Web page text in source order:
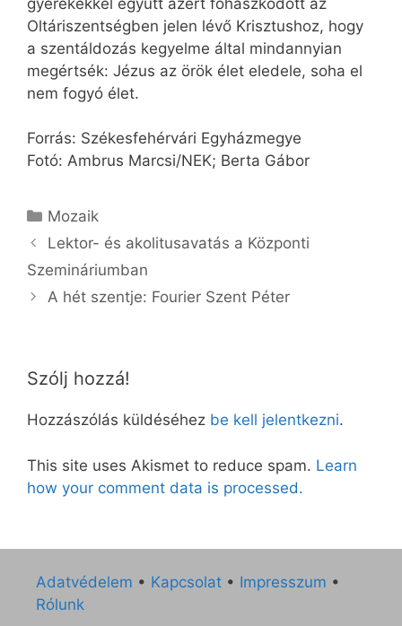
Oltáriszentségben jelen lévő Krisztushoz, hogy
a szentáldozás kegyelme által mind­annyian
megértsék: Jézus az örök élet eledele, soha el
nem fogyó élet.
Forrás: Székesfehérvári Egyházmegye
Fotó: Ambrus Marcsi/NEK; Berta Gábor
Kategória
Mozaik
Lektor- és akolitusavatás a Központi
Szemináriumban
A hét szentje: Fourier Szent Péter
Szólj hozzá!
Hozzászólás küldéséhez be kell jelentkezni.
This site uses Akismet to reduce spam. Learn
how your comment data is processed.
Adatvédelem • Kapcsolat • Impresszum •
Rólunk